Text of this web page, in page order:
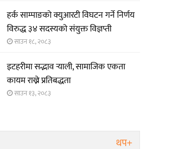
हर्क साम्पाङको क्युआरटी विघटन गर्ने निर्णय
विरुद्ध ३४ सदस्यको संयुक्त विज्ञप्ती
साउन १८, २०८३
इटहरीमा सद्भाव र्‍याली, सामाजिक एकता
कायम राख्ने प्रतिबद्धता
साउन १३, २०८३
थप+